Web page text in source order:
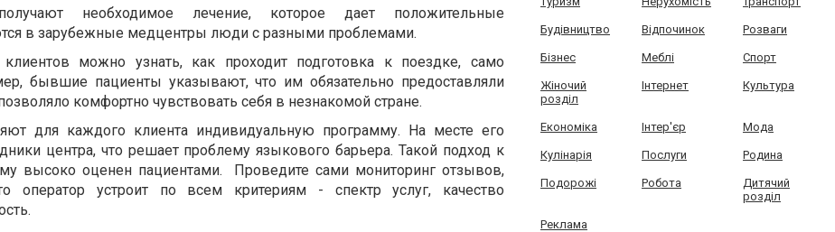
необходимое лечение, которое дает положительные
в зарубежные медцентры люди с разными проблемами.
можно узнать, как проходит подготовка к поездке, само
бывшие пациенты указывают, что им обязательно предоставляли
комфортно чувствовать себя в незнакомой стране.
для каждого клиента индивидуальную программу. На месте его
центра, что решает проблему языкового барьера. Такой подход к
высоко оценен пациентами. Проведите сами мониторинг отзывов,
оператор устроит по всем критериям - спектр услуг, качество
Будівництво Відпочинок Розваги
Бізнес Меблі Спорт
Жіночий
розділ
Інтернет Культура
Економіка Інтер'єр Мода
Кулінарія Послуги Родина
Подорожі Робота
Дитячий
розділ
Реклама